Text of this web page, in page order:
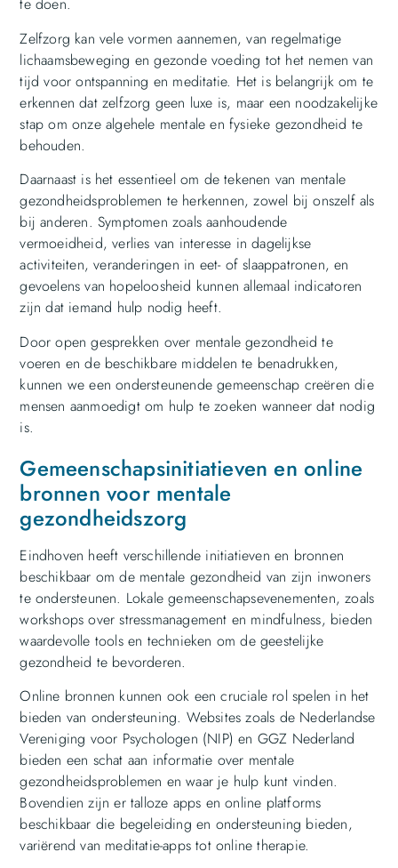
te doen.
Zelfzorg kan vele vormen aannemen, van regelmatige
lichaamsbeweging en gezonde voeding tot het nemen van
tijd voor ontspanning en meditatie. Het is belangrijk om te
erkennen dat zelfzorg geen luxe is, maar een noodzakelijke
stap om onze algehele mentale en fysieke gezondheid te
behouden.
Daarnaast is het essentieel om de tekenen van mentale
gezondheidsproblemen te herkennen, zowel bij onszelf als
bij anderen. Symptomen zoals aanhoudende
vermoeidheid, verlies van interesse in dagelijkse
activiteiten, veranderingen in eet- of slaappatronen, en
gevoelens van hopeloosheid kunnen allemaal indicatoren
zijn dat iemand hulp nodig heeft.
Door open gesprekken over mentale gezondheid te
voeren en de beschikbare middelen te benadrukken,
kunnen we een ondersteunende gemeenschap creëren die
mensen aanmoedigt om hulp te zoeken wanneer dat nodig
is.
Gemeenschapsinitiatieven en online
bronnen voor mentale
gezondheidszorg
Eindhoven heeft verschillende initiatieven en bronnen
beschikbaar om de mentale gezondheid van zijn inwoners
te ondersteunen. Lokale gemeenschapsevenementen, zoals
workshops over stressmanagement en mindfulness, bieden
waardevolle tools en technieken om de geestelijke
gezondheid te bevorderen.
Online bronnen kunnen ook een cruciale rol spelen in het
bieden van ondersteuning. Websites zoals de Nederlandse
Vereniging voor Psychologen (NIP) en GGZ Nederland
bieden een schat aan informatie over mentale
gezondheidsproblemen en waar je hulp kunt vinden.
Bovendien zijn er talloze apps en online platforms
beschikbaar die begeleiding en ondersteuning bieden,
variërend van meditatie-apps tot online therapie.